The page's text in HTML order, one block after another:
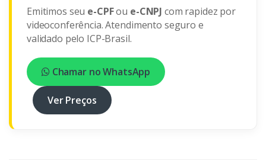
Emitimos seu e-CPFou e-CNPJ com rapidez por
videoconferência. Atendimento seguro e
validado pelo ICP-Brasil.
Chamar no WhatsApp
Ver Preços